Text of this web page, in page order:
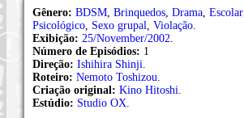
Gênero: BDSM Brinquedos Drama Escolar
Psicológico Sexo grupal Violação
Exibição: 25/November/2002
Número de Episódios: 1
Direção: Ishihira Shinji
Roteiro: Nemoto Toshizou
Criação original: Kino Hitoshi
Estúdio: Studio OX